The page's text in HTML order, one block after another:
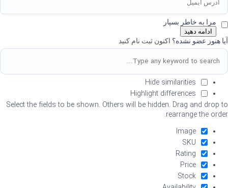
مرا به خاطر بسپار
ادامه دهید
آیا هنوز عضو نشده؟ اکنون ثبت نام کنید
Hide similarities
Highlight differences
Select the fields to be shown. Others will be hidden. Drag and drop to
rearrange the order.
Image
SKU
Rating
Price
Stock